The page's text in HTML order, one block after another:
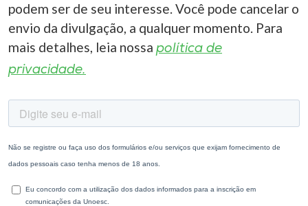
podem ser de seu interesse. Você pode cancelar o
envio da divulgação, a qualquer momento. Para
mais detalhes, leia nossa política de
privacidade.